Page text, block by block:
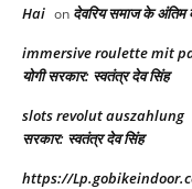
Hai on देवरिय समाज के अंतिम
immersive roulette mit
योगी सरकार: स्वतंत्र देव सिंह
slots revolut auszahlung
सरकार: स्वतंत्र देव सिंह
https://